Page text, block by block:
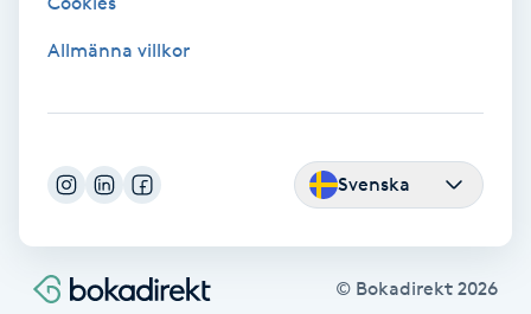
Hårförlängning
Hälsprickor
Idrottsmassage
Allmänna villkor
Svenska
© Bokadirekt 2026